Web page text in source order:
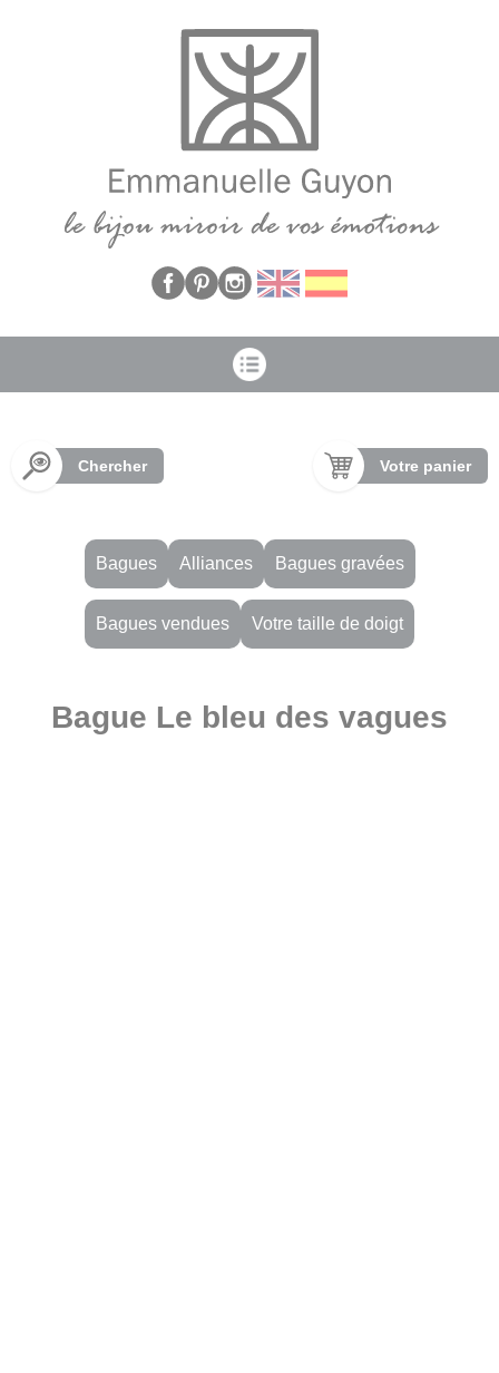
Chercher Votre panier
Bagues Alliances Bagues gravées
Bagues vendues Votre taille de doigt
Bague Le bleu des vagues